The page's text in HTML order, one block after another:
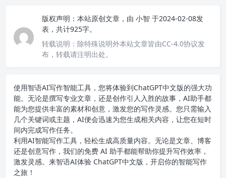
版权声明： 本站原创文章，由 小智 于2024-02-08发
表，共计925字。
转载说明： 除特殊说明外本站文章皆由CC-4.0协议发
布，转载请注明出处。
使用智语AI写作智能工具，您将体验到ChatGPT中文版的强大功
能。无论是撰写专业文章，还是创作引人入胜的故事，AI助手都
能为您提供丰富的素材和创意，激发您的写作灵感。您只需输入
几个关键词或主题，AI便会迅速为您生成相关内容，让您在短时
间内完成写作任务。
利用AI智能写作工具，轻松生成高质量内容。无论是文章、博客
还是创意写作，我们的免费 AI 助手都能帮助你提升写作效率，
激发灵感。来智语AI体验 ChatGPT中文版 ，开启你的智能写作
之旅！